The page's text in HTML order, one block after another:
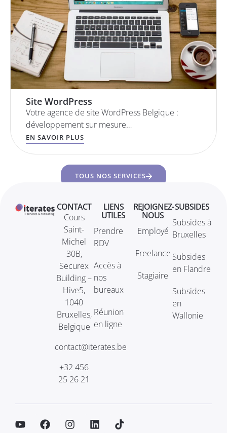
Site WordPress
Votre agence de site WordPress Belgique :
développement sur mesure…
EN SAVOIR PLUS
TOUS NOS SERVICES
CONTACT
Cours
Saint-
Michel
30B,
Securex
Building –
Hive5,
1040
Bruxelles,
Belgique
contact@iterates.be
+32 456
25 26 21
LIENS
UTILES
Prendre
RDV
Accès à
nos
bureaux
Réunion
en ligne
REJOIGNEZ-
NOUS
Employé
Freelance
Stagiaire
SUBSIDES
Subsides à
Bruxelles
Subsides
en Flandre
Subsides
en
Wallonie